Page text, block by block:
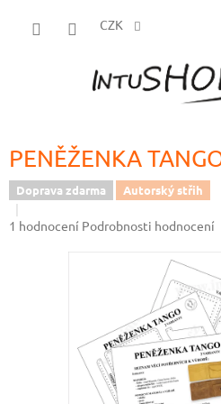
CZK
PENĚŽENKA
Doprava zdarma Autorský střih
Průměrné
1 hodnocení Podrobnosti hodnocení